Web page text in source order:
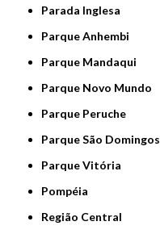
Parada Inglesa
Parque Anhembi
Parque Mandaqui
Parque Novo Mundo
Parque Peruche
Parque São Domingos
Parque Vitória
Pompéia
Região Central